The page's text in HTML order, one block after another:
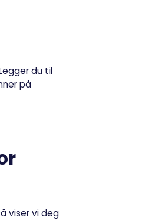
du til
på
viser vi deg